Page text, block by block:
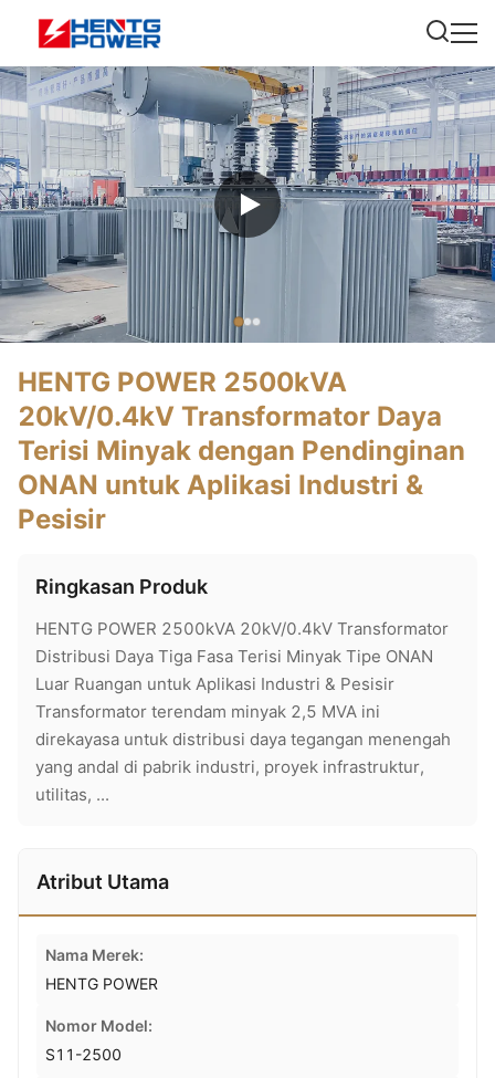
HENTG POWER 2500kVA
20kV/0.4kV Transformator Daya
Terisi Minyak dengan Pendinginan
ONAN untuk Aplikasi Industri &
Pesisir
Ringkasan Produk
HENTG POWER 2500kVA 20kV/0.4kV Transformator
Distribusi Daya Tiga Fasa Terisi Minyak Tipe ONAN
Luar Ruangan untuk Aplikasi Industri & Pesisir
Transformator terendam minyak 2,5 MVA ini
direkayasa untuk distribusi daya tegangan menengah
yang andal di pabrik industri, proyek infrastruktur,
utilitas, ...
Atribut Utama
Nama Merek:
HENTG POWER
Nomor Model:
S11-2500